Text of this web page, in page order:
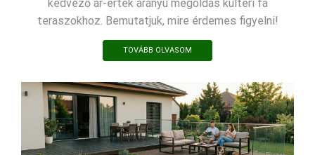
kedvező ár-érték arányú megoldás kültéri fa
teraszokhoz. Bemutatjuk, mire érdemes figyelni!
TOVÁBB OLVASOM